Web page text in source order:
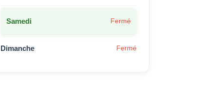
Samedi Fermé
Dimanche Fermé